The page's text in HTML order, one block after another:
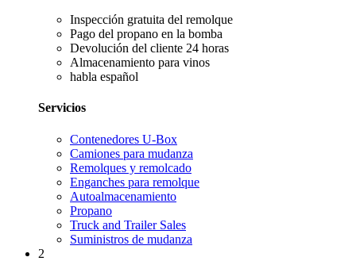
Inspección gratuita del remolque
Pago del propano en la bomba
Devolución del cliente 24 horas
Almacenamiento para vinos
habla español
Servicios
Contenedores U-Box
Camiones para mudanza
Remolques y remolcado
Enganches para remolque
Autoalmacenamiento
Propano
Truck and Trailer Sales
Suministros de mudanza
2